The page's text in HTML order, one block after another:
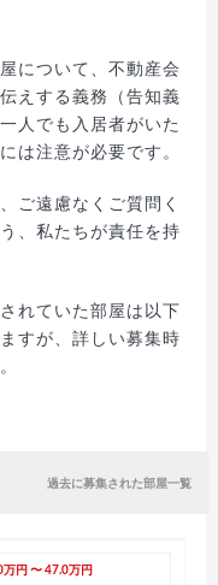
について、不動産会
えする義務（告知義
人でも入居者がいた
は注意が必要です。
ご遠慮なくご質問く
、私たちが責任を持
れていた部屋は以下
すが、詳しい募集時
過去に募集された部屋一覧
万円 〜 47.0万円